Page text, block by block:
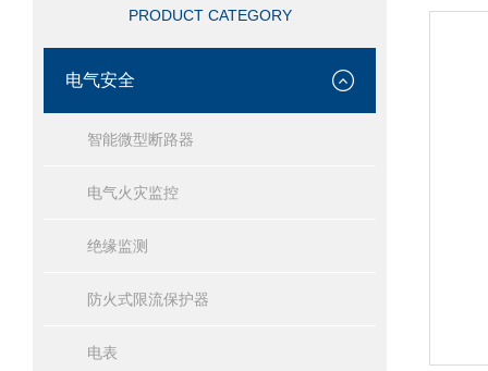
PRODUCT CATEGORY
电气安全
智能微型断路器
电气火灾监控
绝缘监测
防火式限流保护器
电表